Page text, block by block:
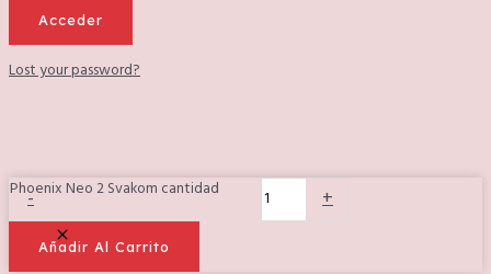
Lost your password?
-
Phoenix Neo 2 Svakom cantidad +
Añadir Al Carrito